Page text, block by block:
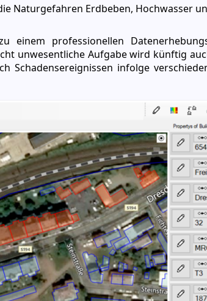
Naturgefahren Erdbeben, Hochwasser
einem professionellen
unwesentliche Aufgabe wird künftig
Schadensereignissen infolge